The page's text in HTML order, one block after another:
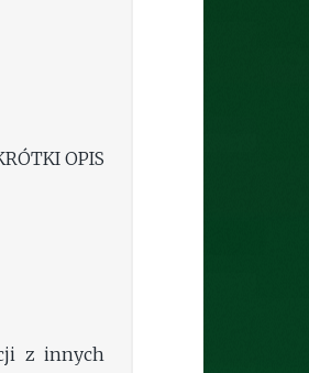
OPIS
z innych